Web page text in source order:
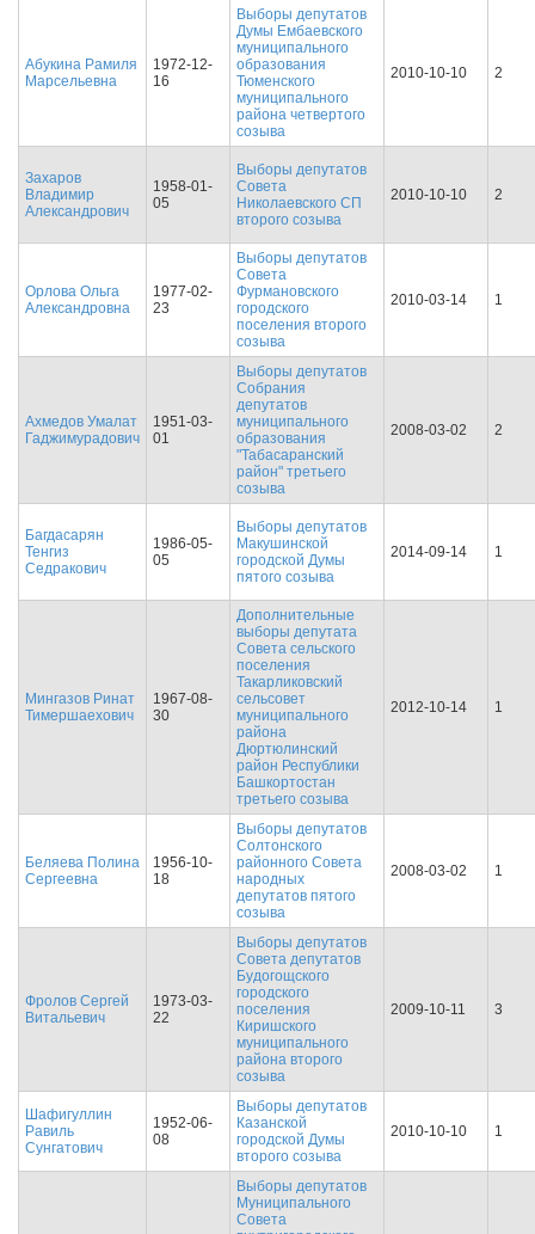
Абукина Рамиля
Марсельевна
1972-12-
16
Выборы депутатов
Думы Ембаевского
муниципального
образования
Тюменского
муниципального
района четвертого
созыва
2010-10-10 2
Захаров
Владимир
Александрович
1958-01-
05
Выборы депутатов
Совета
Николаевского СП
второго созыва
2010-10-10 2
Орлова Ольга
Александровна
1977-02-
23
Выборы депутатов
Совета
Фурмановского
городского
поселения второго
созыва
2010-03-14 1
Ахмедов Умалат
Гаджимурадович
1951-03-
01
Выборы депутатов
Собрания
депутатов
муниципального
образования
"Табасаранский
район" третьего
созыва
2008-03-02 2
Багдасарян
Тенгиз
Седракович
1986-05-
05
Выборы депутатов
Макушинской
городской Думы
пятого созыва
2014-09-14 1
Мингазов Ринат
Тимершаехович
1967-08-
30
Дополнительные
выборы депутата
Совета сельского
поселения
Такарликовский
сельсовет
муниципального
района
Дюртюлинский
район Республики
Башкортостан
третьего созыва
2012-10-14 1
Беляева Полина
Сергеевна
1956-10-
18
Выборы депутатов
Солтонского
районного Совета
народных
депутатов пятого
созыва
2008-03-02 1
Фролов Сергей
Витальевич
1973-03-
22
Выборы депутатов
Совета депутатов
Будогощского
городского
поселения
Киришского
муниципального
района второго
созыва
2009-10-11 3
Шафигуллин
Равиль
Сунгатович
1952-06-
08
Выборы депутатов
Казанской
городской Думы
второго созыва
2010-10-10 1
Выборы депутатов
Муниципального
Совета